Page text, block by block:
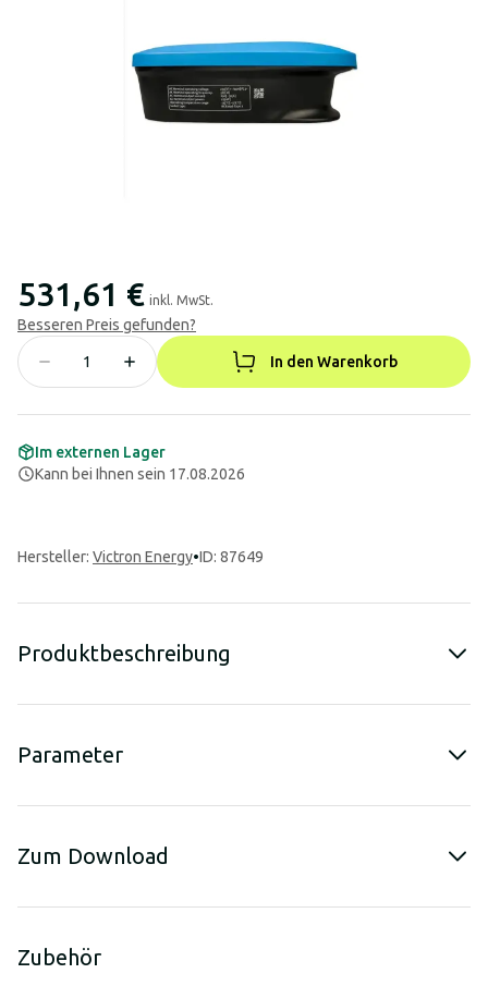
531,61 € inkl. MwSt.
Besseren Preis gefunden?
In den Warenkorb
Im externen Lager
Kann bei Ihnen sein 17.08.2026
Hersteller: Victron Energy•ID: 87649
Produktbeschreibung
Parameter
Zum Download
Zubehör